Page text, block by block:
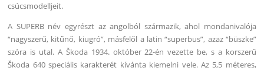
csúcsmodelljeit.
A SUPERB név egyrészt az angolból származik, ahol mondanivalója
“nagyszerű, kitűnő, kiugró”, másfelől a latin “superbus”, azaz “büszke”
szóra is utal. A Škoda 1934. október 22-én vezette be, s a korszerű
Škoda 640 speciális karakterét kívánta kiemelni vele. Az 5,5 méteres,